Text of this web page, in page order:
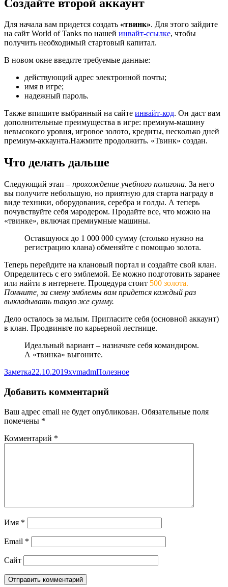
Создайте второй аккаунт
Для начала вам придется создать «твинк». Для этого зайдите
на сайт World of Tanks по нашей инвайт-ссылке, чтобы
получить необходимый стартовый капитал.
В новом окне введите требуемые данные:
действующий адрес электронной почты;
имя в игре;
надежный пароль.
Также впишите выбранный на сайте инвайт-код. Он даст вам
дополнительные преимущества в игре: премиум-машину
невысокого уровня, игровое золото, кредиты, несколько дней
премиум-аккаунта.Нажмите продолжить. «Твинк» создан.
Что делать дальше
Следующий этап – прохождение учебного полигона. За него
вы получите небольшую, но приятную для старта награду в
виде техники, оборудования, серебра и голды. А теперь
почувствуйте себя мародером. Продайте все, что можно на
«твинке», включая премиумные машины.
Оставшуюся до 1 000 000 сумму (столько нужно на
регистрацию клана) обменяйте с помощью золота.
Теперь перейдите на клановый портал и создайте свой клан.
Определитесь с его эмблемой. Ее можно подготовить заранее
или найти в интернете. Процедура стоит 500 золота.
Помните, за смену эмблемы вам придется каждый раз
выкладывать такую же сумму.
Дело осталось за малым. Пригласите себя (основной аккаунт)
в клан. Продвиньте по карьерной лестнице.
Идеальный вариант – назначьте себя командиром.
А «твинка» выгоните.
Формат
ЗаметкаОпубликовано
22.10.2019Автор
xvmadmРубрики
Полезное
Добавить комментарий
Ваш адрес email не будет опубликован. Обязательные поля
помечены *
Комментарий *
Имя *
Email *
Сайт